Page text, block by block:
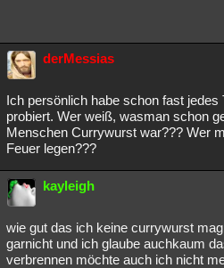
derMessias
Ich persönlich habe schon fast jedes
probiert. Wer weiß, wasman schon
Menschen Currywurst war??? Wer
Feuer legen???
kayleigh
wie gut das ich keine currywurst
garnicht und ich glaube auchkaum
verbrennen möchte auch ich nicht